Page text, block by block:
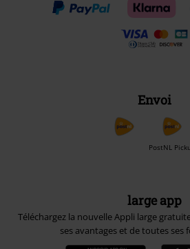
Envoi
PostNL
large app
Téléchargez la nouvelle Appli large
ses avantages et de toutes ses